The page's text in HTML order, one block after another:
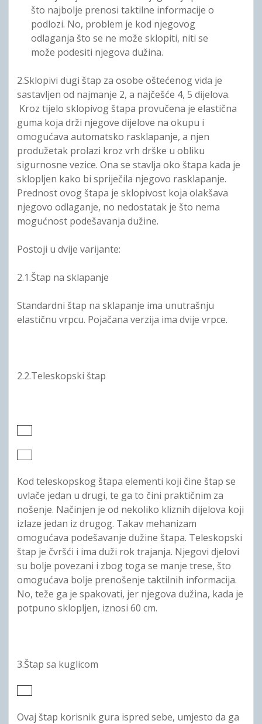
što najbolje prenosi taktilne informacije o
podlozi. No, problem je kod njegovog
odlaganja što se ne može sklopiti, niti se
može podesiti njegova dužina.
2.Sklopivi dugi štap za osobe oštećenog vida je
sastavljen od najmanje 2, a najčešće 4, 5 dijelova.
Kroz tijelo sklopivog štapa provučena je elastična
guma koja drži njegove dijelove na okupu i
omogućava automatsko rasklapanje, a njen
produžetak prolazi kroz vrh drške u obliku
sigurnosne vezice. Ona se stavlja oko štapa kada je
sklopljen kako bi spriječila njegovo rasklapanje.
Prednost ovog štapa je sklopivost koja olakšava
njegovo odlaganje, no nedostatak je što nema
mogućnost podešavanja dužine.
Postoji u dvije varijante:
2.1.Štap na sklapanje
Standardni štap na sklapanje ima unutrašnju
elastičnu vrpcu. Pojačana verzija ima dvije vrpce.
2.2.Teleskopski štap
Kod teleskopskog štapa elementi koji čine štap se
uvlače jedan u drugi, te ga to čini praktičnim za
nošenje. Načinjen je od nekoliko kliznih dijelova koji
izlaze jedan iz drugog. Takav mehanizam
omogućava podešavanje dužine štapa. Teleskopski
štap je čvršći i ima duži rok trajanja. Njegovi djelovi
su bolje povezani i zbog toga se manje trese, što
omogućava bolje prenošenje taktilnih informacija.
No, teže ga je spakovati, jer njegova dužina, kada je
potpuno sklopljen, iznosi 60 cm.
3.Štap sa kuglicom
Ovaj štap korisnik gura ispred sebe, umjesto da ga